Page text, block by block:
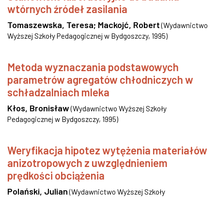
wtórnych źródeł zasilania
Tomaszewska, Teresa; Mackojć, Robert (Wydawnictwo
Wyższej Szkoły Pedagogicznej w Bydgoszczy, 1995)
Metoda wyznaczania podstawowych
parametrów agregatów chłodniczych w
schładzalniach mleka
Kłos, Bronisław(Wydawnictwo Wyższej Szkoły
Pedagogicznej w Bydgoszczy, 1995)
Weryfikacja hipotez wytężenia materiałów
anizotropowych z uwzględnieniem
prędkości obciążenia
Polański, Julian (Wydawnictwo Wyższej Szkoły